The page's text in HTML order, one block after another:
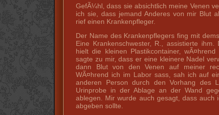
GefÃ¼hl, dass sie absichtlich meine Venen
ich sie, dass jemand Anderes von mir Blut
rief einen Krankenpfleger.
Der Name des Krankenpflegers fing mit
Eine Krankenschwester, R., assistierte ihm.
hielt die kleinen Plastikcontainer,
sagte zu mir, dass er eine kleinere Nadel
dann Blut von den Venen auf meiner
WÃ¤hrend ich im Labor sass, sah ich auf
anderen Person durch den Vorhang des
Urinprobe in der Ablage an der Wand
ablegen. Mir wurde auch gesagt, dass auch
abgeben sollte.